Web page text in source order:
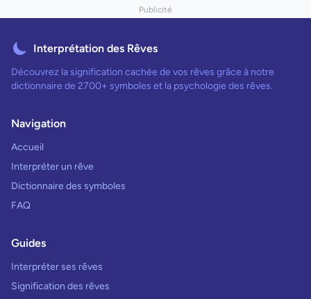
Publicité
Interprétation des Rêves
Découvrez la signification cachée de vos rêves grâce à notre
dictionnaire de 2700+ symboles et la psychologie des rêves.
Navigation
Accueil
Interpréter un rêve
Dictionnaire des symboles
FAQ
Guides
Interpréter ses rêves
Signification des rêves